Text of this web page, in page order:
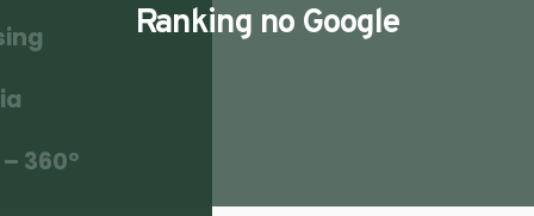
360º
Ranking no Google